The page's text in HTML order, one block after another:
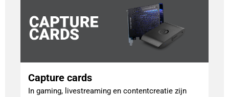
Capture cards
In gaming, livestreaming en contentcreatie zijn